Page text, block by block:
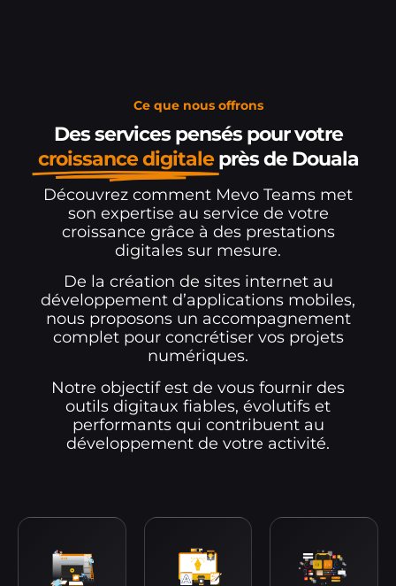
Ce que nous offrons
Des services pensés pour votre
croissance digitale près de Douala
Découvrez comment Mevo Teams met
son expertise au service de votre
croissance grâce à des prestations
digitales sur mesure.
De la création de sites internet au
développement d’applications mobiles,
nous proposons un accompagnement
complet pour concrétiser vos projets
numériques.
Notre objectif est de vous fournir des
outils digitaux fiables, évolutifs et
performants qui contribuent au
développement de votre activité.